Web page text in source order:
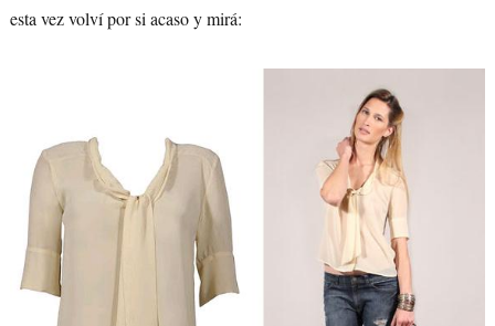
esta vez volví por si acaso y mirá: